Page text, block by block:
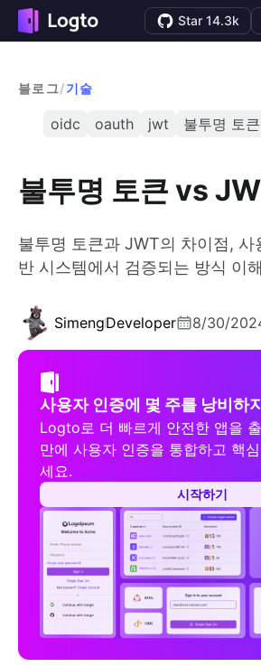
Star 14.3k
블로그/기술
oidc oauth jwt 불투명 토큰
불투명 토큰 vs
불투명 토큰과 JWT의 차이점, 사
반 시스템에서 검증되는 방식 이
SimengDeveloper 8/30/
사용자 인증에 몇 주를 낭비하
Logto로 더 빠르게 안전한 앱을
만에 사용자 인증을 통합하고 핵
세요.
시작하기